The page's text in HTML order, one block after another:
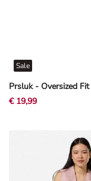
Sale
€ 19,99